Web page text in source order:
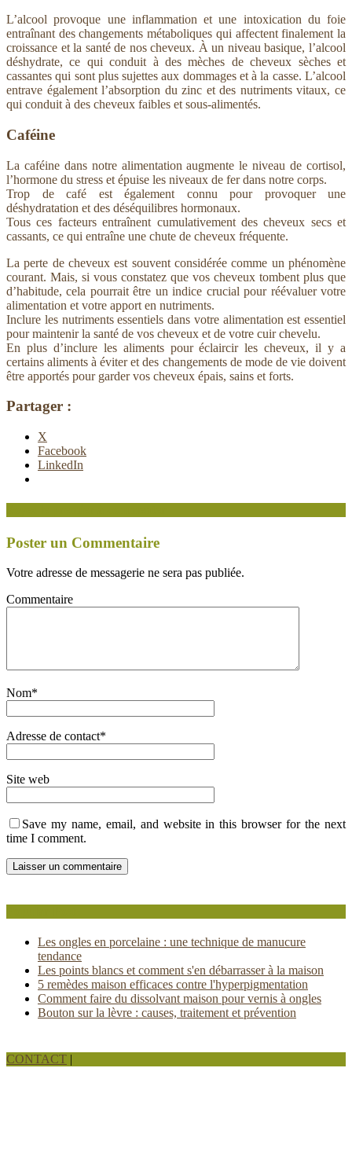
L’alcool provoque une inflammation et une intoxication du foie
entraînant des changements métaboliques qui affectent finalement la
croissance et la santé de nos cheveux. À un niveau basique, l’alcool
déshydrate, ce qui conduit à des mèches de cheveux sèches et
cassantes qui sont plus sujettes aux dommages et à la casse. L’alcool
entrave également l’absorption du zinc et des nutriments vitaux, ce
qui conduit à des cheveux faibles et sous-alimentés.
Caféine
La caféine dans notre alimentation augmente le niveau de cortisol,
l’hormone du stress et épuise les niveaux de fer dans notre corps.
Trop de café est également connu pour provoquer une
déshydratation et des déséquilibres hormonaux.
Tous ces facteurs entraînent cumulativement des cheveux secs et
cassants, ce qui entraîne une chute de cheveux fréquente.
La perte de cheveux est souvent considérée comme un phénomène
courant. Mais, si vous constatez que vos cheveux tombent plus que
d’habitude, cela pourrait être un indice crucial pour réévaluer votre
alimentation et votre apport en nutriments.
Inclure les nutriments essentiels dans votre alimentation est essentiel
pour maintenir la santé de vos cheveux et de votre cuir chevelu.
En plus d’inclure les aliments pour éclaircir les cheveux, il y a
certains aliments à éviter et des changements de mode de vie doivent
être apportés pour garder vos cheveux épais, sains et forts.
Partager :
X
Facebook
LinkedIn
Poster un Commentaire
Votre adresse de messagerie ne sera pas publiée.
Commentaire
Nom*
Adresse de contact*
Site web
Save my name, email, and website in this browser for the next
time I comment.
Les ongles en porcelaine : une technique de manucure
tendance
Les points blancs et comment s'en débarrasser à la maison
5 remèdes maison efficaces contre l'hyperpigmentation
Comment faire du dissolvant maison pour vernis à ongles
Bouton sur la lèvre : causes, traitement et prévention
CONTACT |